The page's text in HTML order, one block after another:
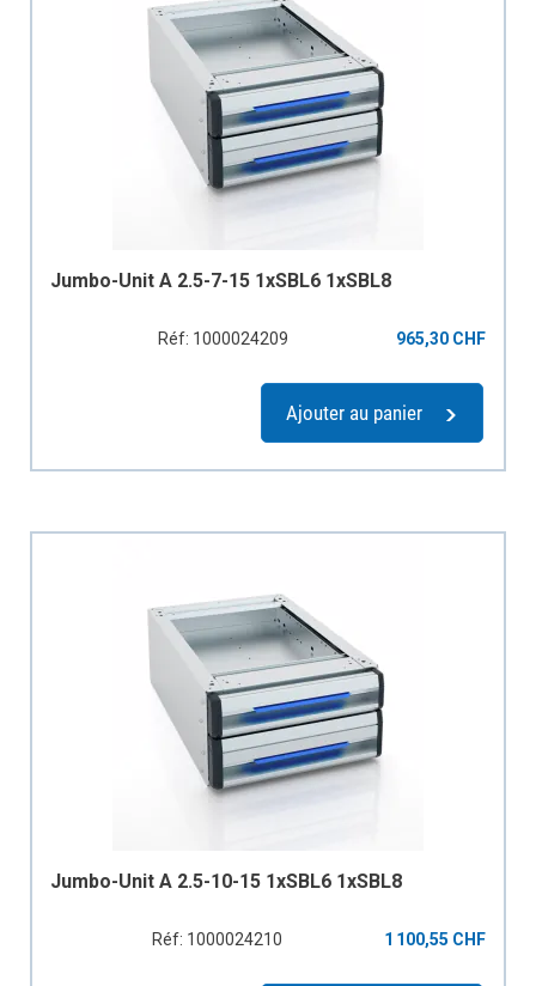
Jumbo-Unit A 2.5-7-15 1xSBL6 1xSBL8
Réf: 1000024209 965,30 CHF
Ajouter au panier
Jumbo-Unit A 2.5-10-15 1xSBL6 1xSBL8
Réf: 1000024210 1 100,55 CHF